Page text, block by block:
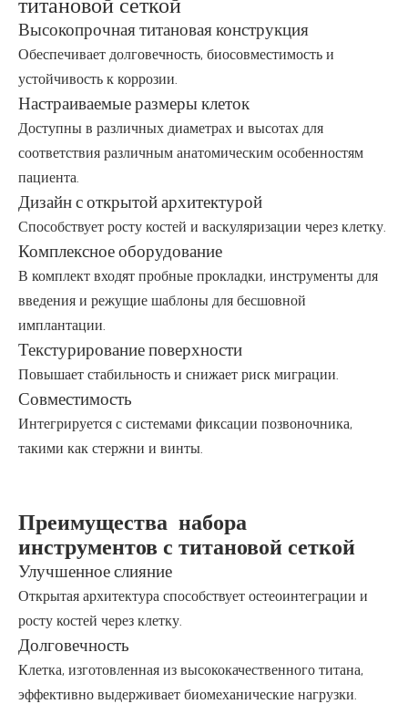
Высокопрочная титановая конструкция
Обеспечивает долговечность, биосовместимость и
устойчивость к коррозии.
Настраиваемые размеры клеток
Доступны в различных диаметрах и высотах для
соответствия различным анатомическим особенностям
пациента.
Дизайн с открытой архитектурой
Способствует росту костей и васкуляризации через клетку.
Комплексное оборудование
В комплект входят пробные прокладки, инструменты для
введения и режущие шаблоны для бесшовной
имплантации.
Текстурирование поверхности
Повышает стабильность и снижает риск миграции.
Совместимость
Интегрируется с системами фиксации позвоночника,
такими как стержни и винты.
Преимущества набора
инструментов с титановой сеткой
Улучшенное слияние
Открытая архитектура способствует остеоинтеграции и
росту костей через клетку.
Долговечность
Клетка, изготовленная из высококачественного титана,
эффективно выдерживает биомеханические нагрузки.